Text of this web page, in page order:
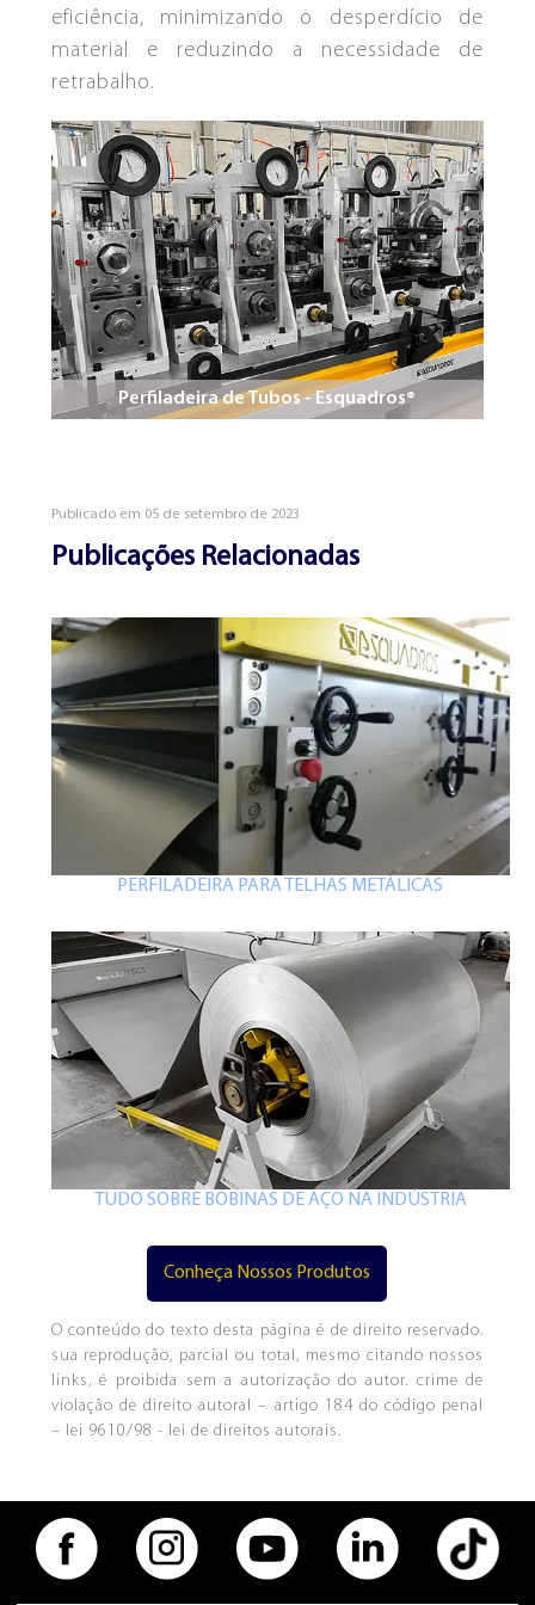
eficiência, minimizando o desperdício de
material e reduzindo a necessidade de
retrabalho.
Perfiladeira de Tubos - Esquadros®
Publicado em 05de setembrode 2023
Publicações Relacionadas
PERFILADEIRA PARA TELHAS METÁLICAS
TUDO SOBRE BOBINAS DE AÇO NA INDÚSTRIA
Conheça Nossos Produtos
O conteúdo do texto desta página é de direito reservado.
sua reprodução, parcial ou total, mesmo citando nossos
links, é proibida sem a autorização do autor. crime de
violação de direito autoral – artigo 184 do código penal
– lei 9610/98 - lei de direitos autorais.